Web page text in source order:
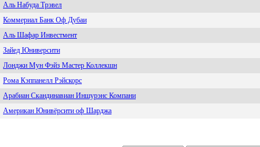
Аль Набуда Трэвел
Коммериал Банк Оф Дубаи
Аль Шафар Инвестмент
Зайед Юниверсити
Лонджи Мун Фэйз Мастер Коллекшн
Рома Кэппанелл Рэйскорс
Арабиан Скандинавиан Иншурэнс Компани
Американ Юнивёрсити оф Шарджа